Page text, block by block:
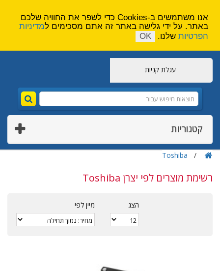
עגלת קניות
קטגוריות
Toshiba
רשימת מוצרים לפי יצרן Toshiba
מיין לפי הצג
אנו משתמשים ב-Cookies כדי לשפר את החוויה שלכם
באתר. על ידי גלישה באתר זה אתם מסכימים למדיניות
הפרטיות שלנו. OK